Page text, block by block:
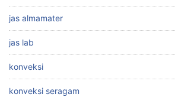
jas almamater
jas lab
konveksi
konveksi seragam